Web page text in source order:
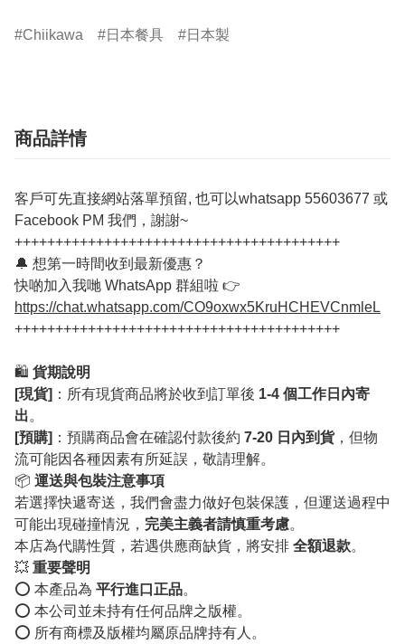
Chiikawa 日本餐具 日本製
商品詳情
客戶可先直接網站落單預留, 也可以whatsapp 55603677 或
Facebook PM 我們，謝謝~
++++++++++++++++++++++++++++++++++++++++
🔔 想第一時間收到最新優惠？
快啲加入我哋 WhatsApp 群組啦 👉
https://chat.whatsapp.com/CO9oxwx5KruHCHEVCnmleL
++++++++++++++++++++++++++++++++++++++++
🛍️ 貨期說明
[現貨] ：所有現貨商品將於收到訂單後 1-4 個工作日內寄
出。
[預購] ：預購商品會在確認付款後約 7-20 日內到貨，但物
流可能因各種因素有所延誤，敬請理解。
📦 運送與包裝注意事項
若選擇快遞寄送，我們會盡力做好包裝保護，但運送過程中
可能出現碰撞情況， 完美主義者請慎重考慮。
本店為代購性質，若遇供應商缺貨，將安排 全額退款。
💥 重要聲明
⭕️ 本產品為 平行進口正品。
⭕️ 本公司並未持有任何品牌之版權。
⭕️ 所有商標及版權均屬原品牌持有人。